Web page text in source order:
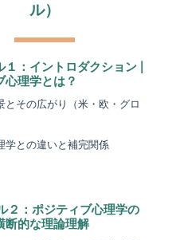
ル）
１：イントロダクション |
心理学とは？
とその広がり（米・欧・グロ
学との違いと補完関係
２：ポジティブ心理学の
断的な理論理解